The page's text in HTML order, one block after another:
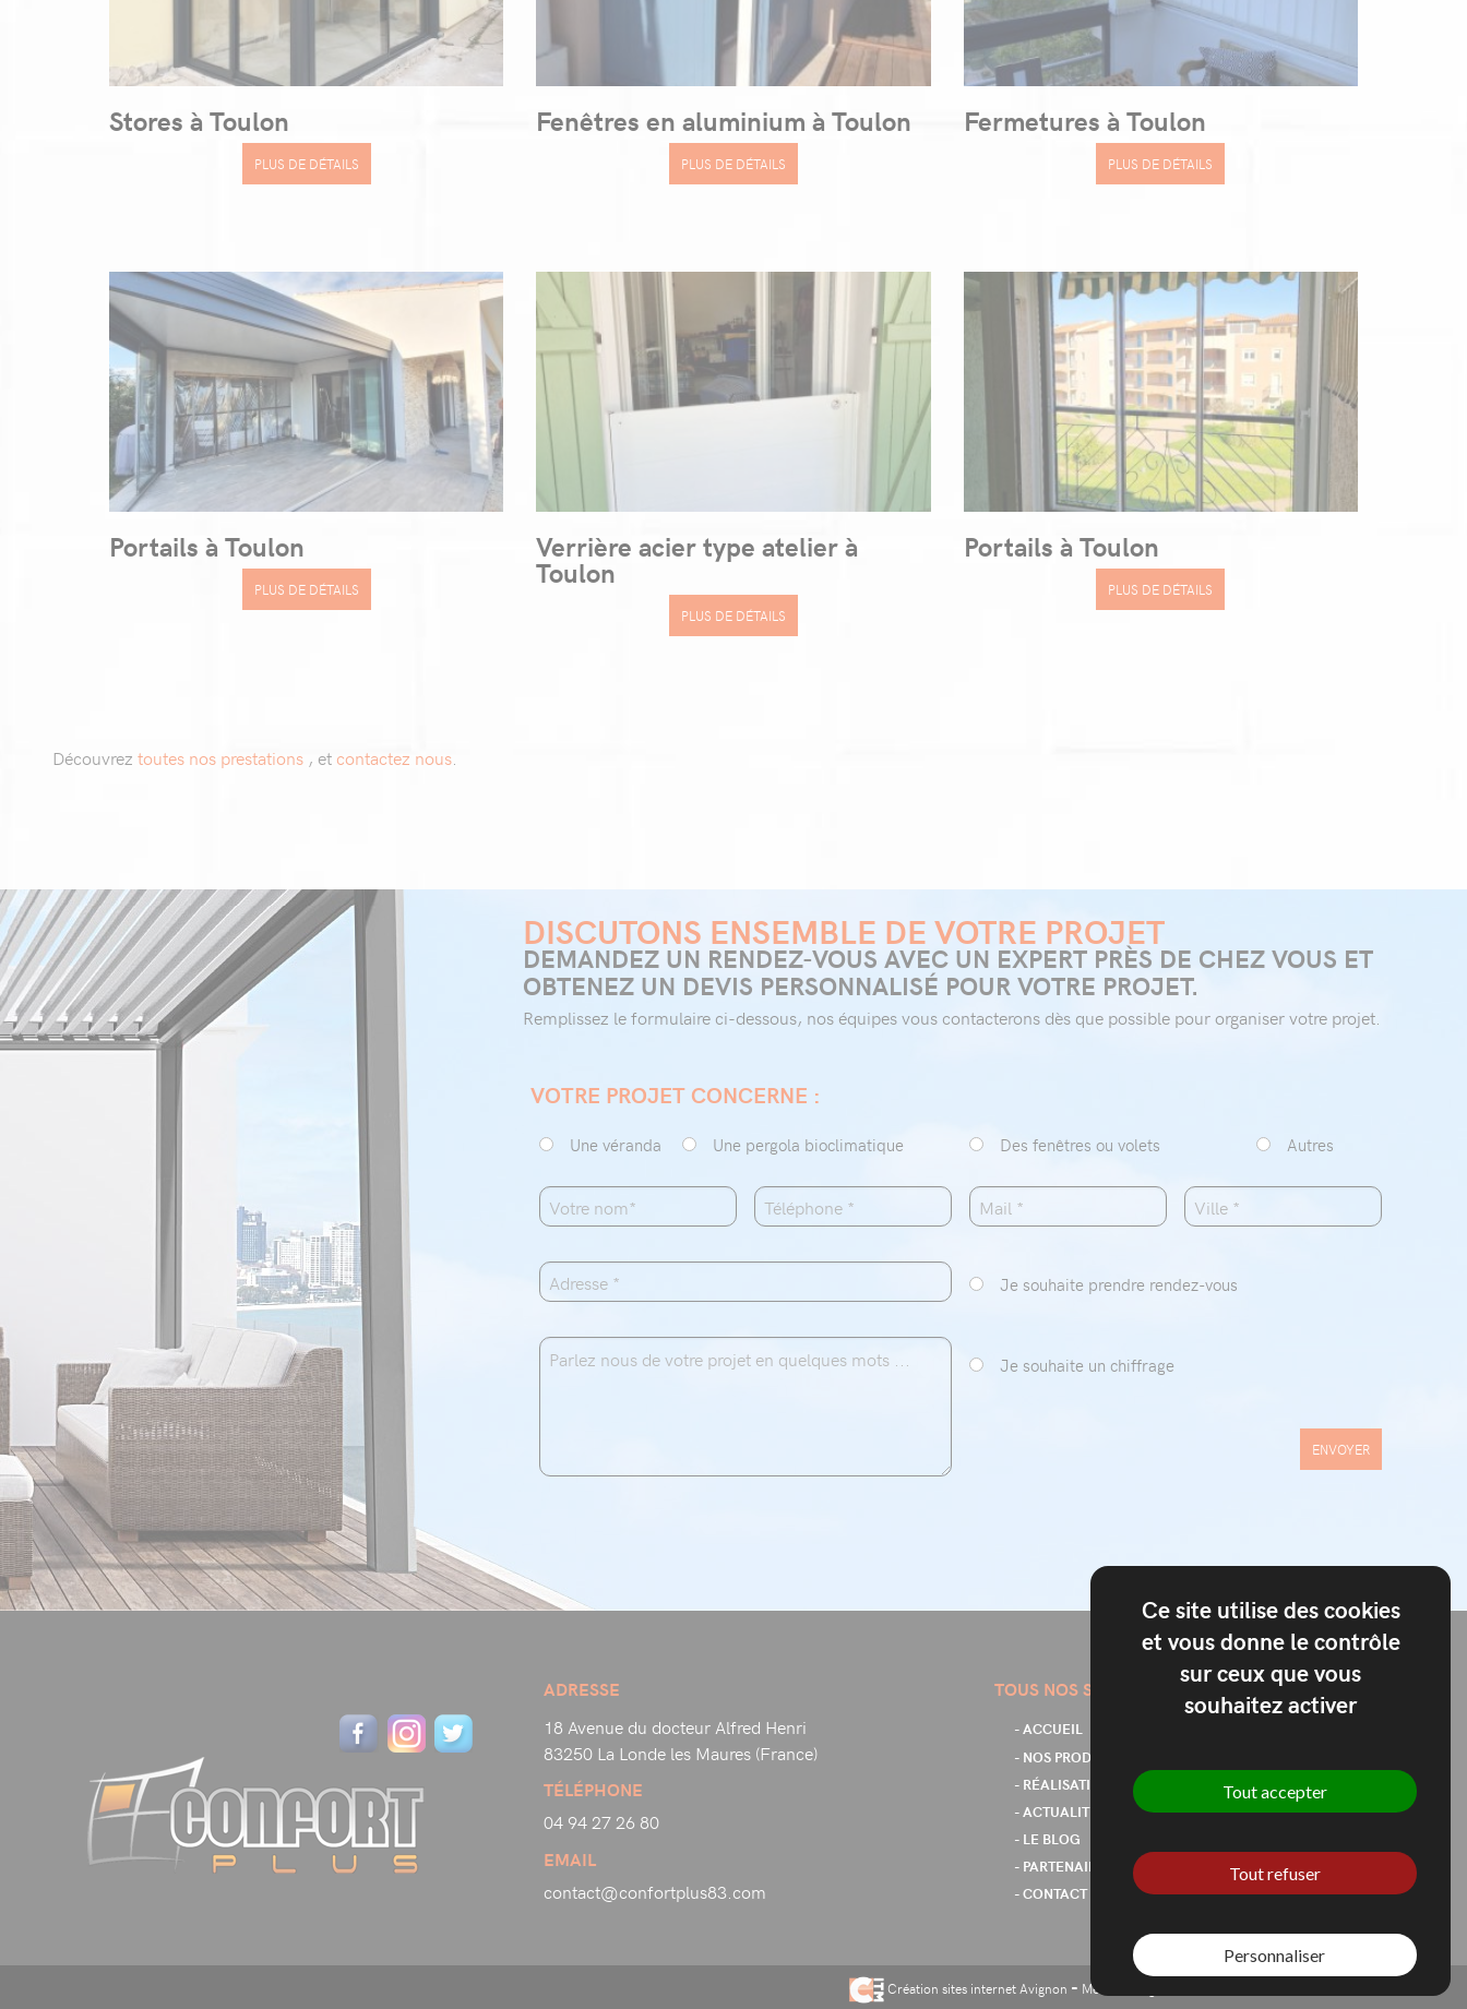
Stores à Toulon
PLUS DE DÉTAILS
Fenêtres en aluminium à Toulon
PLUS DE DÉTAILS
Fermetures à Toulon
PLUS DE DÉTAILS
Portails à Toulon
PLUS DE DÉTAILS
Verrière acier type atelier à
Toulon
PLUS DE DÉTAILS
Portails à Toulon
PLUS DE DÉTAILS
Découvrez toutes nos prestations , et contactez nous
DISCUTONS ENSEMBLE DE VOTRE PROJET
DEMANDEZ UN RENDEZ-VOUS AVEC UN EXPERT PRÈS DE CHEZ VOUS ET
OBTENEZ UN DEVIS PERSONNALISÉ POUR VOTRE PROJET.
Remplissez le formulaire ci-dessous, nos équipes vous contacterons dès que possible pour organiser votre projet.
VOTRE PROJET CONCERNE :
Une véranda Une pergola bioclimatique Des fenêtres ou volets Autres
Je souhaite prendre rendez-vous
Je souhaite un chiffrage
ENVOYER
ADRESSE
18 Avenue du docteur Alfred Henri
83250 La Londe les Maures (France)
TÉLÉPHONE
04 94 27 26 80
EMAIL
contact@confortplus83.com
TOUS NOS SERVICES
- ACCUEIL
- NOS PRODUITS & SERVICES
- RÉALISATIONS
- ACTUALITÉS
- LE BLOG
- PARTENAIRES
- CONTACT
Création sites internet Avignon - Mentions légales
Ce site utilise des cookies
et vous donne le contrôle
sur ceux que vous
souhaitez activer
Tout accepter
Tout refuser
Personnaliser